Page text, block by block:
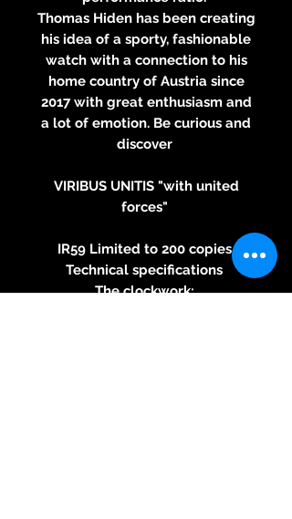
Thomas Hiden has been creating
his idea of ​​a sporty, fashionable
watch with a connection to his
home country of Austria since
2017 with great enthusiasm and
a lot of emotion. Be curious and
discover
VIRIBUS UNITIS "with united
forces"
IR59 Limited to 200 copies
Technical specifications
The clockwork: